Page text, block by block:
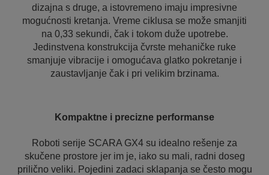
dizajna s druge, a istovremeno imaju impresivne
mogućnosti kretanja. Vreme ciklusa se može smanjiti
na 0,33 sekundi, čak i tokom duže upotrebe.
Jedinstvena konstrukcija čvrste mehaničke ruke
smanjuje vibracije i omogućava glatko pokretanje i
zaustavljanje čak i pri velikim brzinama.
Kompaktne i precizne performanse
Roboti serije SCARA GX4 su idealno rešenje za
skučene prostore jer im je, iako su mali, radni doseg
prilično veliki. Pojedini zadaci sklapanja se često mogu